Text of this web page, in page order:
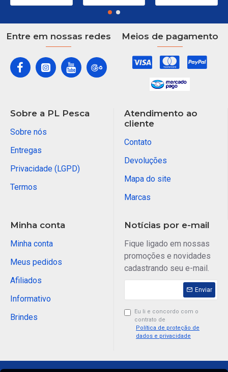
Entre em nossas redes Meios de pagamento
Sobre a PL Pesca
Sobre nós
Entregas
Privacidade (LGPD)
Termos
Atendimento ao
cliente
Contato
Devoluções
Mapa do site
Marcas
Minha conta
Minha conta
Meus pedidos
Afiliados
Informativo
Brindes
Notícias por e-mail
Fique ligado em nossas
promoções e novidades
cadastrando seu e-mail.
Enviar
Eu li e concordo com o
contrato de
Política de proteção de
dados e privacidade